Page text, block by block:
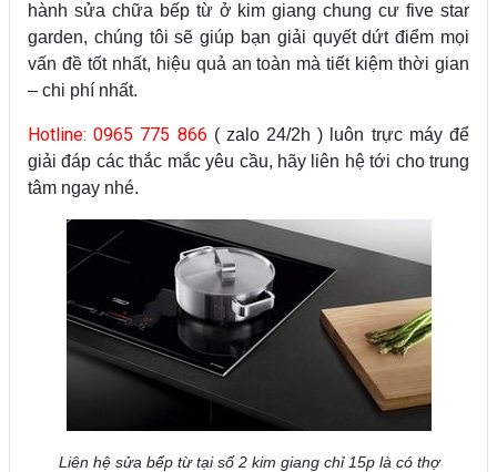
hành sửa chữa bếp từ ở kim giang chung cư five star
garden, chúng tôi sẽ giúp bạn giải quyết dứt điểm mọi
vấn đề tốt nhất, hiệu quả an toàn mà tiết kiệm thời gian
– chi phí nhất.
Hotline: 0965 775 866 ( zalo 24/2h ) luôn trực máy để
giải đáp các thắc mắc yêu cầu, hãy liên hệ tới cho trung
tâm ngay nhé.
Liên hệ sửa bếp từ tại số 2 kim giang chỉ 15p là có thợ